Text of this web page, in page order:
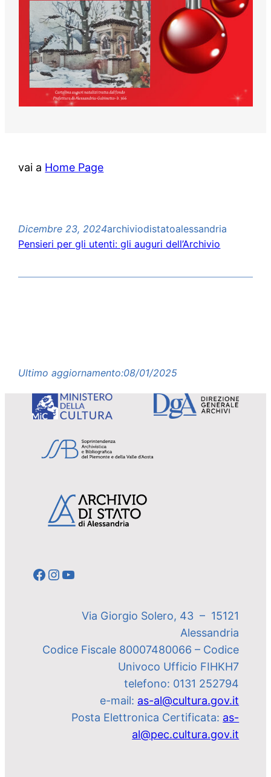
vai a Home Page
Dicembre 23, 2024archiviodistatoalessandria
Pensieri per gli utenti: gli auguri dell’Archivio
Ultimo aggiornamento:08/01/2025
Facebook
Instagram
YouTube
Via Giorgio Solero, 43 – 15121
Alessandria
Codice Fiscale 80007480066 – Codice
Univoco Ufficio FIHKH7
telefono: 0131 252794
e-mail: as-al@cultura.gov.it
Posta Elettronica Certificata: as-
al@pec.cultura.gov.it